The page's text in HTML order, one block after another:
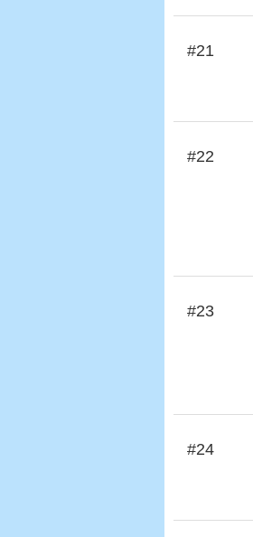
#21
#22
#23
#24